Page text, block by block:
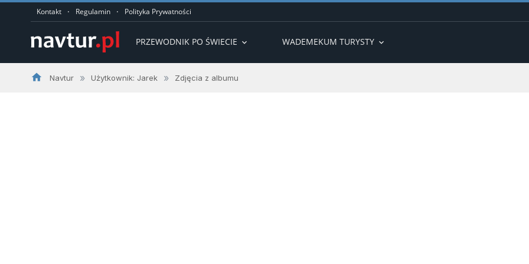
Kontakt · Regulamin · Polityka Prywatności
PRZEWODNIK PO ŚWIECIE expand_more WADEMEKUM TURYSTY expand_more
home Navtur » Użytkownik: Jarek » Zdjęcia z albumu